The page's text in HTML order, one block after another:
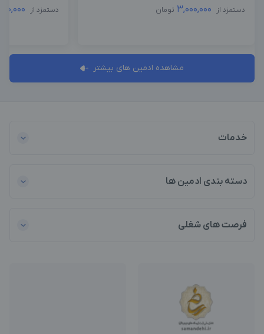
دستمزد از 3,000,000 تومان دستمزد از
مشاهده ادمین های بیشتر
خدمات
دسته بندی ادمین ها
فرصت های شغلی